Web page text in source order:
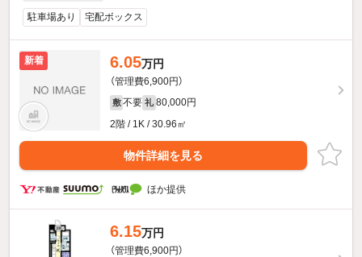
駐車場あり 宅配ボックス
新着 6.05万円
（管理費6,900円）
敷 不要 礼 80,000円
2階 / 1K / 30.96㎡
物件詳細を見る
ほか提供
6.15万円
（管理費6,900円）